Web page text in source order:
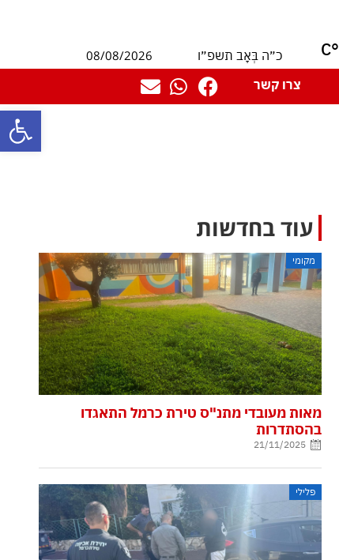
פתח
°C כ״ה בְּאָב תשפ״ו
08/08/2026
צרו קשר
עוד בחדשות
מקומי
מאות מעובדי מתנ"ס טירת כרמל התאגדו
בהסתדרות
21/11/2025
פלילי